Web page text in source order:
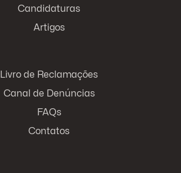
Candidaturas
Artigos
Livro de Reclamações
Canal de Denúncias
FAQs
Contatos